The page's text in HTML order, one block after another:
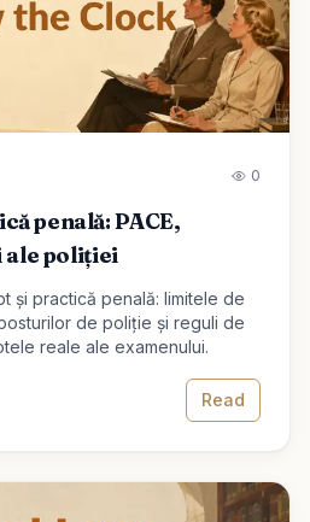
0
penală: PACE,
ale poliției
și practică penală: limitele de
de poliție și reguli de
reale ale examenului.
Read